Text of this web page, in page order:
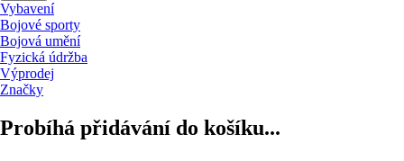
Vybavení
Bojové sporty
Bojová umění
Fyzická údržba
Výprodej
Značky
Probíhá přidávání do košíku...